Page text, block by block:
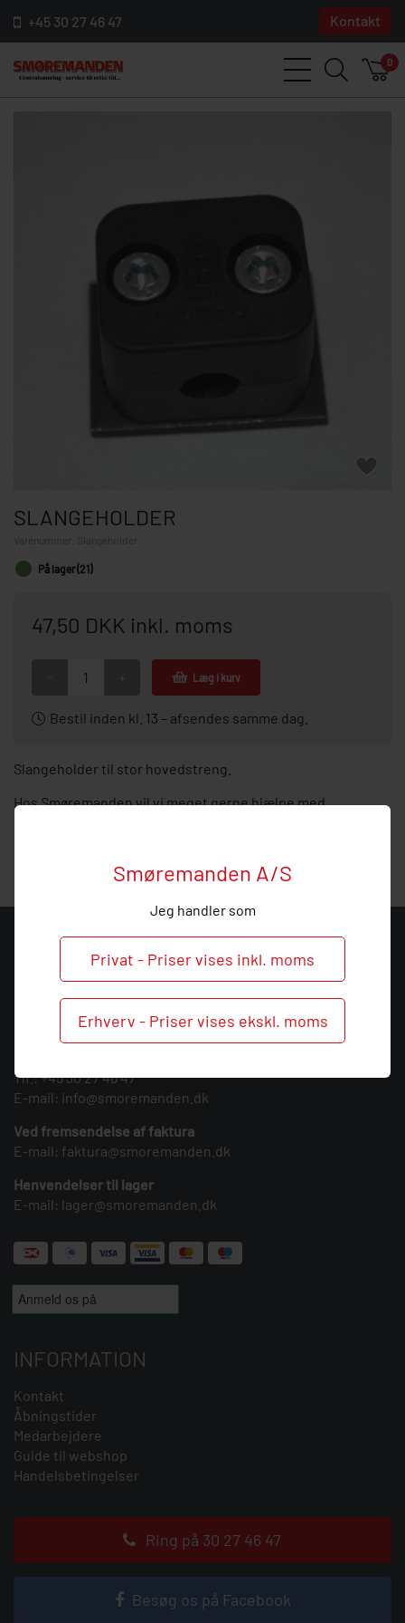
Smøremanden A/S
Jeg handler som
Privat - Priser vises inkl. moms
Erhverv - Priser vises ekskl. moms
+45 30 27 46 47 Kontakt
0
SLANGEHOLDER
På lager (21)
47,50 DKK inkl. moms
Læg i kurv
Bestil inden kl. 13 – afsendes samme dag.
Slangeholder til stor hovedstreng.
Hos Smøremanden vil vi meget gerne hjælpe med
KONTAKT
Smøremanden A/S
CVR: 39683717
Søndergården 3
9640 Farsø
Tlf.:+45 30 27 46 47
E-mail: info@smoremanden.dk
Ved fremsendelse af faktura
E-mail: faktura@smoremanden.dk
Henvendelser til lager
E-mail: lager@smoremanden.dk
INFORMATION
Kontakt
Åbningstider
Medarbejdere
Guide til webshop
Handelsbetingelser
Ring på 30 27 46 47
Besøg os på Facebook